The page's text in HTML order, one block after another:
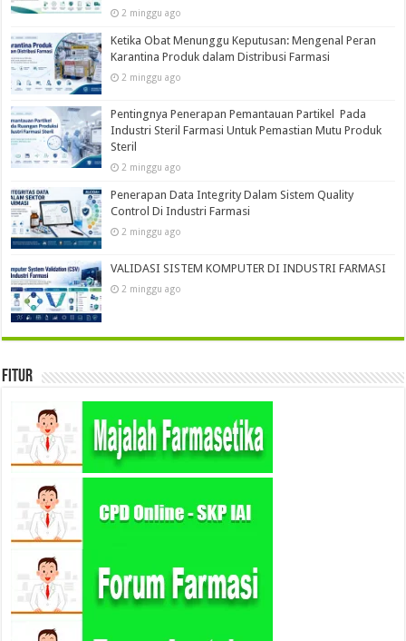
2 minggu ago
Ketika Obat Menunggu Keputusan: Mengenal Peran
Karantina Produk dalam Distribusi Farmasi
2 minggu ago
Pentingnya Penerapan Pemantauan Partikel Pada
Industri Steril Farmasi Untuk Pemastian Mutu Produk
Steril
2 minggu ago
Penerapan Data Integrity Dalam Sistem Quality
Control Di Industri Farmasi
2 minggu ago
VALIDASI SISTEM KOMPUTER DI INDUSTRI FARMASI
2 minggu ago
Fitur